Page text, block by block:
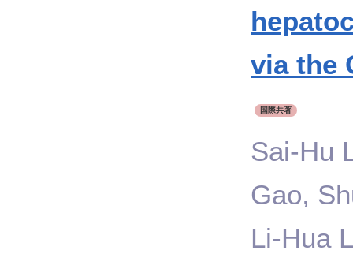
via the
国際共著
Sai-Hu
Gao,
Li-Hua